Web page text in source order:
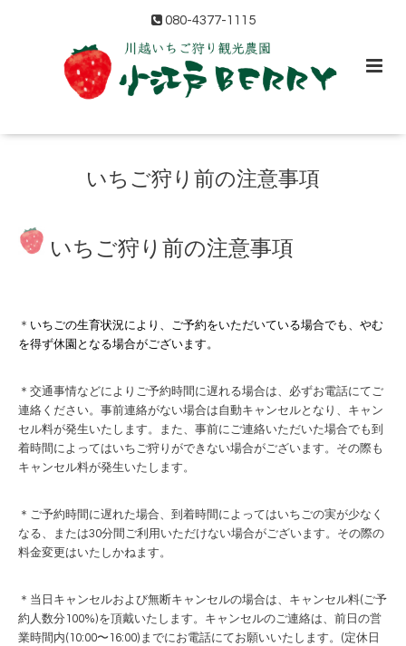
080-4377-1115
いちご狩り前の注意事項
いちご狩り前の注意事項
＊ いちごの生育状況により、ご予約をいただいている場合でも、やむ
を得ず休園となる場合がございます。
＊交通事情などによりご予約時間に遅れる場合は、必ずお電話にてご
連絡ください。事前連絡がない場合は自動キャンセルとなり、キャン
セル料が発生いたします。また、事前にご連絡いただいた場合でも到
着時間によってはいちご狩りができない場合がございます。その際も
キャンセル料が発生いたします。
＊ご予約時間に遅れた場合、到着時間によってはいちごの実が少なく
なる、または30分間ご利用いただけない場合がございます。その際の
料金変更はいたしかねます。
＊当日キャンセルおよび無断キャンセルの場合は、キャンセル料(ご予
約人数分100%)を頂戴いたします。キャンセルのご連絡は、前日の営
業時間内(10:00〜16:00)までにお電話にてお願いいたします。 (定休日